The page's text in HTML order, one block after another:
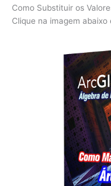
Como Substituir os
Clique na imagem